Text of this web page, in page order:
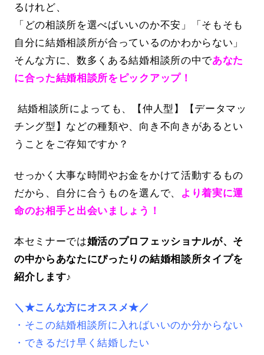
るけれど、
「どの相談所を選べばいいのか不安」「そもそも
自分に結婚相談所が合っているのかわからない」
そんな方に、数多くある結婚相談所の中であなた
に合った結婚相談所をピックアップ！
結婚相談所によっても、【仲人型】【データマッ
チング型】などの種類や、向き不向きがあるとい
うことをご存知ですか？
せっかく大事な時間やお金をかけて活動するもの
だから、自分に合うものを選んで、
より着実に運
命のお相手と出会いましょう！
本セミナーでは婚活のプロフェッショナルが、そ
の中からあなたにぴったりの結婚相談所タイプを
紹介します♪
＼★こんな方にオススメ★／
・そこの結婚相談所に入ればいいのか分からない
・できるだけ早く結婚したい